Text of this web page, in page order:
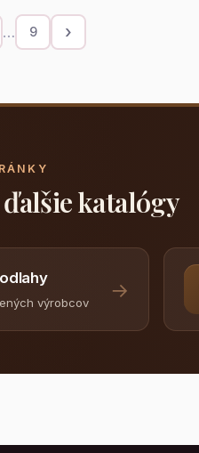
… 9 ›
katalógy
výrobcov
→